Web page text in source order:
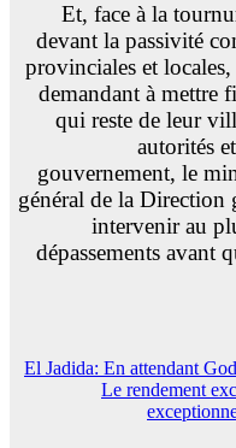
Et, face à la
devant la passivité
provinciales et
demandant à mettre
qui reste de leur
autorités
gouvernement, le
général de la Direction
intervenir au
dépassements avant
El Jadida: En attendant
Le rendement